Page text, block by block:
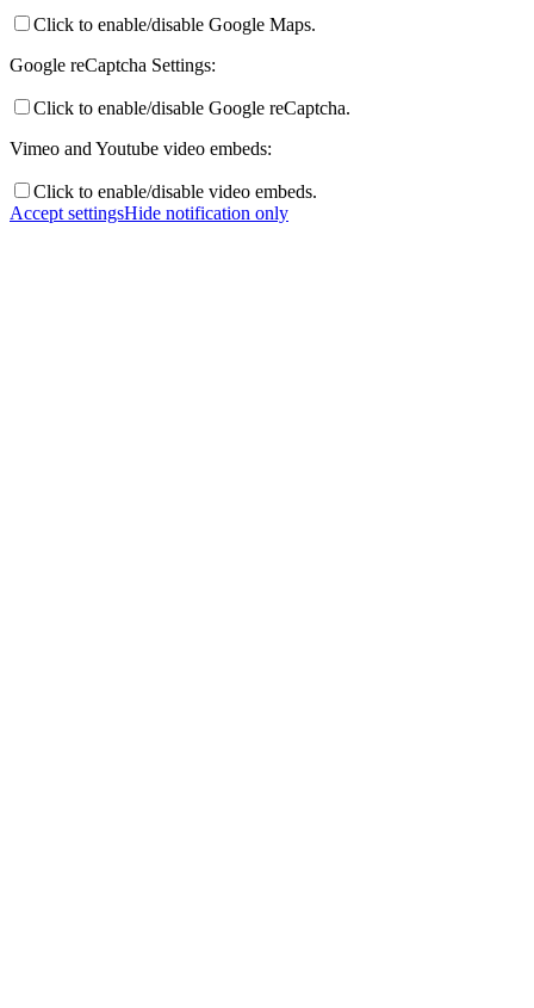
Click to enable/disable Google Maps.
Google reCaptcha Settings:
Click to enable/disable Google reCaptcha.
Vimeo and Youtube video embeds:
Click to enable/disable video embeds.
Accept settingsHide notification only